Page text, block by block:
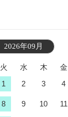
2026年09月
火 水 木 金
1
2 3 4
8 9 10 11